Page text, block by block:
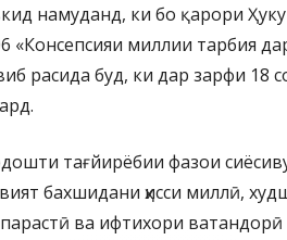
намуданд, ки бо қарори
«Консепсияи миллии тарбия
расида буд, ки дар зарфи 18
тағйирёбии фазои
бахшидани ҳисси миллӣ,
ва ифтихори ватандорӣ